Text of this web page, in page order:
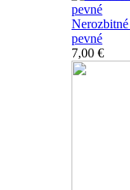
pevné
7,00 €